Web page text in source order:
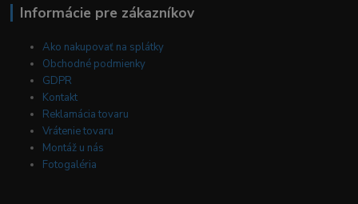
Informácie pre zákazníkov
Ako nakupovať na splátky
Obchodné podmienky
GDPR
Kontakt
Reklamácia tovaru
Vrátenie tovaru
Montáž u nás
Fotogaléria